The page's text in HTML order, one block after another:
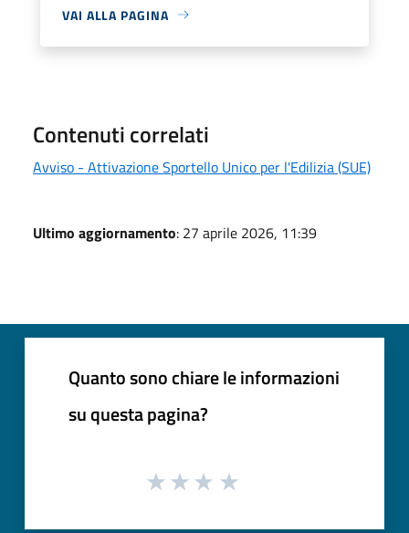
VAI ALLA PAGINA
Contenuti correlati
Avviso - Attivazione Sportello Unico per l'Edilizia (SUE)
Ultimo aggiornamento: 27 aprile 2026, 11:39
Quanto sono chiare le informazioni
su questa pagina?